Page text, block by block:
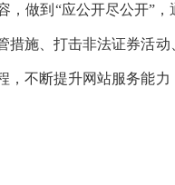
，做到“应公开尽公开”
施、打击非法证券活动
不断提升网站服务能力